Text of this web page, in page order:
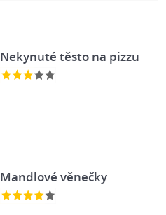
Nekynuté těsto na pizzu
Mandlové věnečky